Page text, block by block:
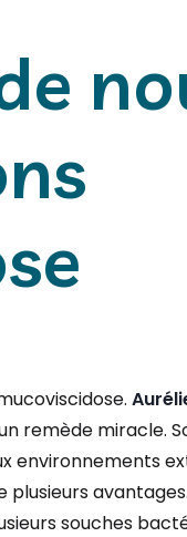
remède miracle.
environnements
plusieurs
souches